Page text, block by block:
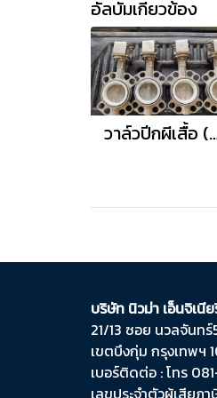
อัลบั้มเกี่ยวข้อง
วาล์วปีกผีเสื้อ (Butterfly
บริษัท นิวม่า เอ็นจิเนี
21/13 ซอย นวลจันท
เขต​บึงกุ่ม​ กรุงเทพฯ​
เบอร์ติดต่อ : โทร